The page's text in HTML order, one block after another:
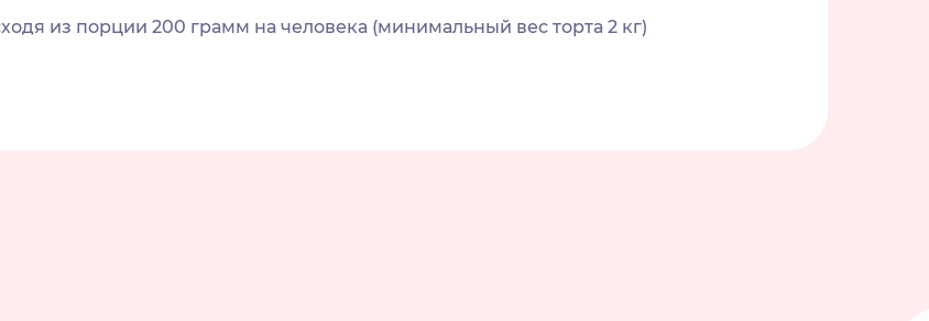
из порции 200 грамм на человека (минимальный вес торта 2 кг)